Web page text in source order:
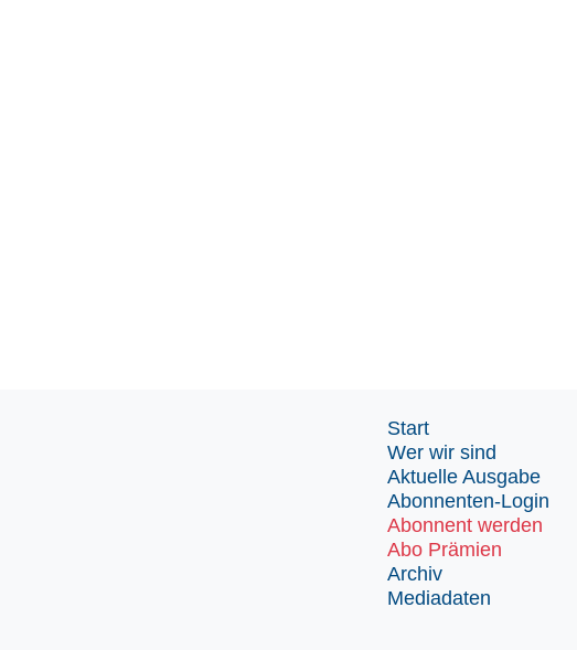
Start
Wer wir sind
Aktuelle Ausgabe
Abonnenten-Login
Abonnent werden
Abo Prämien
Archiv
Mediadaten